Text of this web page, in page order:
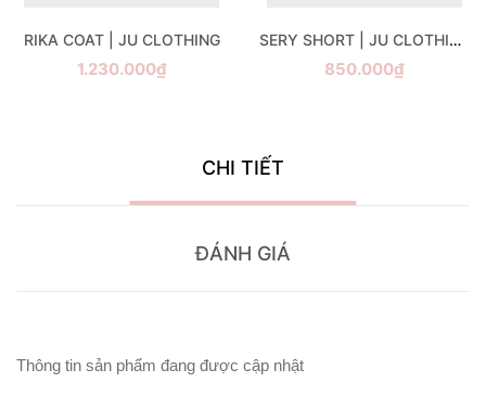
RIKA COAT | JU CLOTHING
1.230.000₫
SERY SHORT | JU CLOTHING
850.000₫
CHI TIẾT
ĐÁNH GIÁ
Thông tin sản phẩm đang được cập nhật